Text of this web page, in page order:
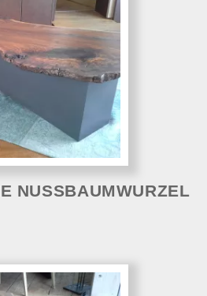
NUSSBAUMWURZEL